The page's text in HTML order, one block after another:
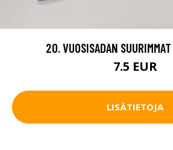
20. VUOSISADAN
7.5 EUR
LISÄTIETOJA